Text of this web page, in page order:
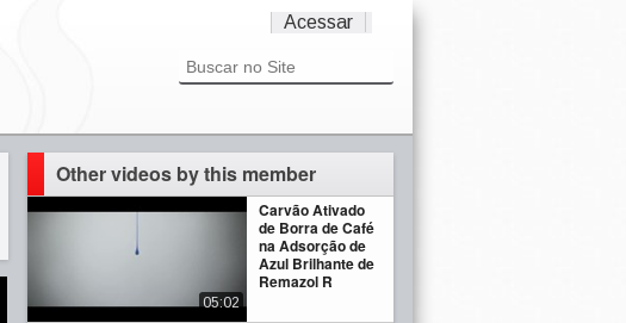
Acessar
Other videos by this member
Carvão Ativado
de Borra de Café
na Adsorção de
Azul Brilhante de
Remazol R
05:02